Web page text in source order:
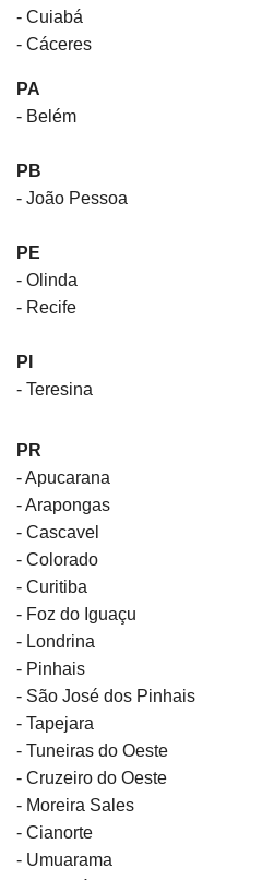
- Cuiabá
- Cáceres
PA
- Belém
PB
- João Pessoa
PE
- Olinda
- Recife
PI
- Teresina
PR
- Apucarana
- Arapongas
- Cascavel
- Colorado
- Curitiba
- Foz do Iguaçu
- Londrina
- Pinhais
- São José dos Pinhais
- Tapejara
- Tuneiras do Oeste
- Cruzeiro do Oeste
- Moreira Sales
- Cianorte
- Umuarama